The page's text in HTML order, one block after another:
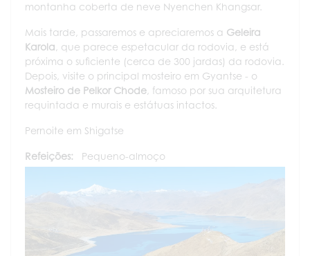
montanha coberta de neve Nyenchen Khangsar.
Mais tarde, passaremos e apreciaremos a Geleira
Karola, que parece espetacular da rodovia, e está
próxima o suficiente (cerca de 300 jardas) da rodovia.
Depois, visite o principal mosteiro em Gyantse - o
Mosteiro de Pelkor Chode, famoso por sua arquitetura
requintada e murais e estátuas intactos.
Pernoite em Shigatse
Refeições: Pequeno-almoço